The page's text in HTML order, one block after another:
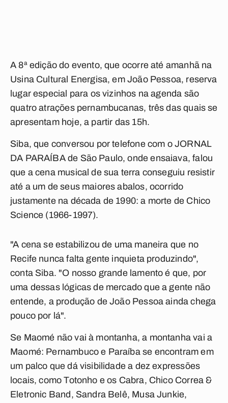
A 8ª edição do evento, que ocorre até amanhã na
Usina Cultural Energisa, em João Pessoa, reserva
lugar especial para os vizinhos na agenda são
quatro atrações pernambucanas, três das quais se
apresentam hoje, a partir das 15h.
Siba, que conversou por telefone com o JORNAL
DA PARAÍBA de São Paulo, onde ensaiava, falou
que a cena musical de sua terra conseguiu resistir
até a um de seus maiores abalos, ocorrido
justamente na década de 1990: a morte de Chico
Science (1966-1997).
"A cena se estabilizou de uma maneira que no
Recife nunca falta gente inquieta produzindo",
conta Siba. "O nosso grande lamento é que, por
uma dessas lógicas de mercado que a gente não
entende, a produção de João Pessoa ainda chega
pouco por lá".
Se Maomé não vai à montanha, a montanha vai a
Maomé: Pernambuco e Paraíba se encontram em
um palco que dá visibilidade a dez expressões
locais, como Totonho e os Cabra, Chico Correa &
Eletronic Band, Sandra Belê, Musa Junkie,